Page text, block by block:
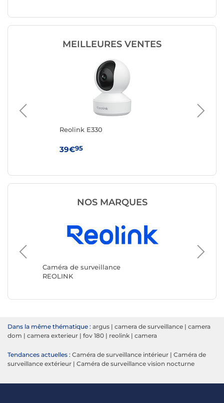
MEILLEURES VENTES
Reolink E330
39€95
NOS MARQUES
Caméra de surveillance
REOLINK
TP-LINK
Dans la même thématique : argus | camera de surveillance | camera
dom | camera exterieur | fov 180 | reolink | camera
Tendances actuelles : Caméra de surveillance intérieur | Caméra de
surveillance extérieur | Caméra de surveillance vision nocturne